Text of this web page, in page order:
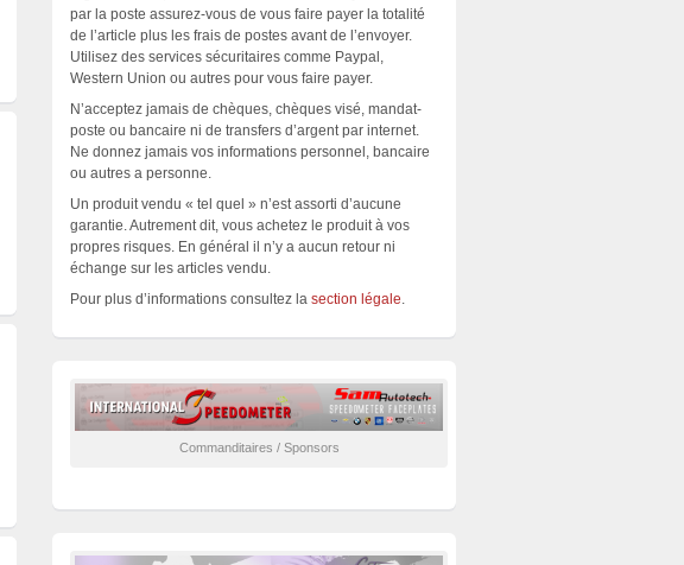
par la poste assurez-vous de vous faire payer la totalité
de l’article plus les frais de postes avant de l’envoyer.
Utilisez des services sécuritaires comme Paypal,
Western Union ou autres pour vous faire payer.
N’acceptez jamais de chèques, chèques visé, mandat-
poste ou bancaire ni de transfers d’argent par internet.
Ne donnez jamais vos informations personnel, bancaire
ou autres a personne.
Un produit vendu « tel quel » n’est assorti d’aucune
garantie. Autrement dit, vous achetez le produit à vos
propres risques. En général il n’y a aucun retour ni
échange sur les articles vendu.
Pour plus d’informations consultez la section légale.
Commanditaires / Sponsors